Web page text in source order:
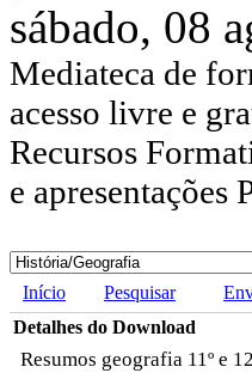
sábado, 08
Mediateca de
acesso livre e
Recursos
e apresentações
Início Pesquisar
Detalhes do Download
Resumos geografia 11º e